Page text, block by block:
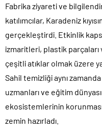
Fabrika ziyareti ve
katılımcılar, Karadeniz
gerçekleştirdi. Etkinlik
izmaritleri, plastik
çeşitli atıklar olmak üzere
Sahil temizliği aynı
uzmanları ve eğitim
ekosistemlerinin
zemin hazırladı.